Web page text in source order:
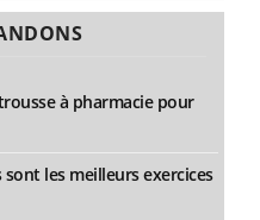
à pharmacie pour
les meilleurs exercices